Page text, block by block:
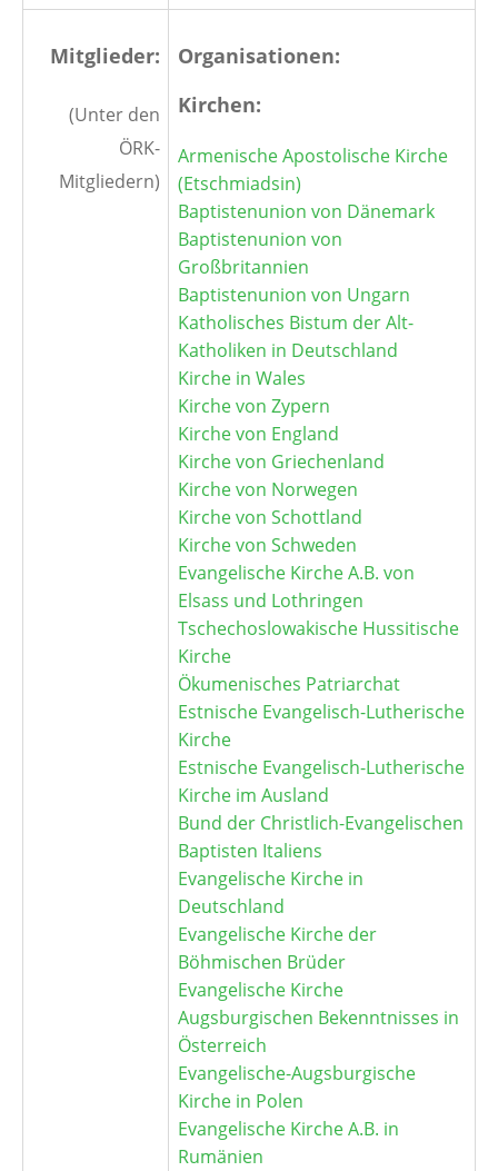
Mitglieder:
(Unter den
ÖRK-
Mitgliedern)
Organisationen:
Kirchen:
Armenische Apostolische Kirche
(Etschmiadsin)
Baptistenunion von Dänemark
Baptistenunion von
Großbritannien
Baptistenunion von Ungarn
Katholisches Bistum der Alt-
Katholiken in Deutschland
Kirche in Wales
Kirche von Zypern
Kirche von England
Kirche von Griechenland
Kirche von Norwegen
Kirche von Schottland
Kirche von Schweden
Evangelische Kirche A.B. von
Elsass und Lothringen
Tschechoslowakische Hussitische
Kirche
Ökumenisches Patriarchat
Estnische Evangelisch-Lutherische
Kirche
Estnische Evangelisch-Lutherische
Kirche im Ausland
Bund der Christlich-Evangelischen
Baptisten Italiens
Evangelische Kirche in
Deutschland
Evangelische Kirche der
Böhmischen Brüder
Evangelische Kirche
Augsburgischen Bekenntnisses in
Österreich
Evangelische-Augsburgische
Kirche in Polen
Evangelische Kirche A.B. in
Rumänien